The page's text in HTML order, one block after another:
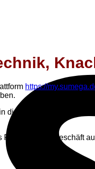
https://
Buch sollen